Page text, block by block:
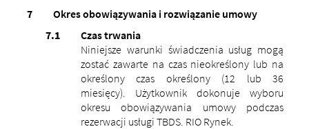
Okres obowiązywania i rozwiązanie umowy
Czas trwania
Niniejsze warunki świadczenia usług mogą
zostać zawarte na czas nieokreślony lub na
określony czas określony (12 lub 36
miesięcy). Użytkownik dokonuje wyboru
okresu obowiązywania umowy podczas
rezerwacji usługi TBDS. RIO Rynek.